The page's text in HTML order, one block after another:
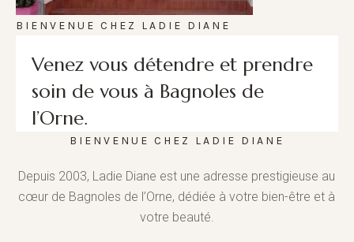
BIENVENUE CHEZ LADIE DIANE
Venez vous détendre et prendre
soin de vous à Bagnoles de
l’Orne.
BIENVENUE CHEZ LADIE DIANE
Depuis 2003, Ladie Diane est une adresse prestigieuse au
cœur de Bagnoles de l’Orne, dédiée à votre bien-être et à
votre beauté.